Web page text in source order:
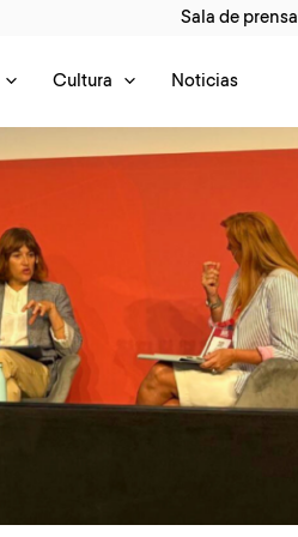
Sala de prensa
Cultura Noticias